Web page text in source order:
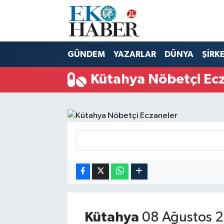
GÜNDEM YAZARLAR DÜNYA
Kütahya Nöbetçi
Kütahya 08 Ağustos
Hava Durumu
Süper Lig Puan Durumu ve Fikstür
Tüm Manşetler